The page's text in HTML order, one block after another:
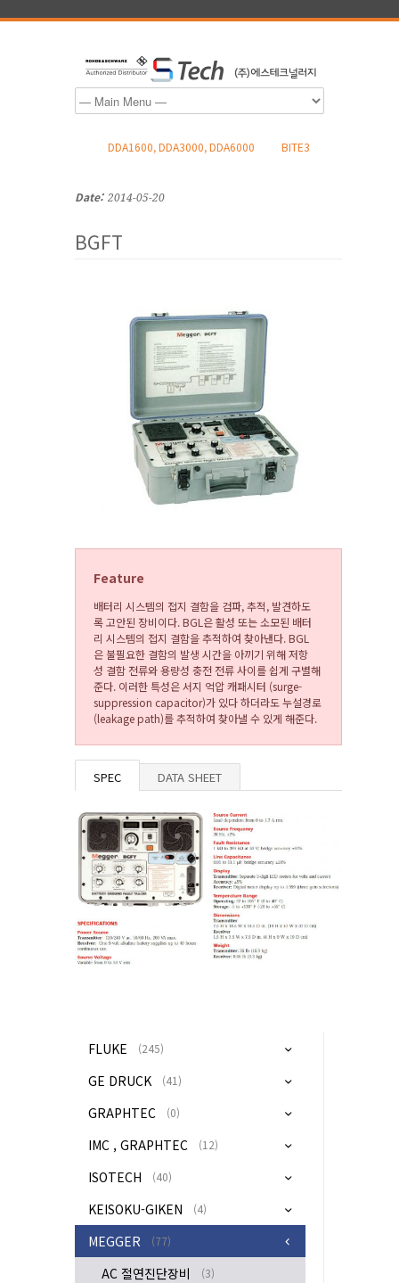
DDA1600, DDA3000, DDA6000 BITE3
Date: 2014-05-20
BGFT
Feature
배터리 시스템의 접지 결함을 검파, 추적, 발견하도
록 고안된 장비이다. BGL은 활성 또는 소모된 배터
리 시스템의 접지 결함을 추적하여 찾아낸다. BGL
은 불필요한 결함의 발생 시간을 아끼기 위해 저항
성 결함 전류와 용량성 충전 전류 사이를 쉽게 구별해
준다. 이러한 특성은 서지 억압 캐패시터 (surge-
suppression capacitor)가 있다 하더라도 누설경로
(leakage path)를 추적하여 찾아낼 수 있게 해준다.
SPEC DATA SHEET
FLUKE (245)
GE DRUCK (41)
GRAPHTEC (0)
IMC , GRAPHTEC (12)
ISOTECH (40)
KEISOKU-GIKEN (4)
MEGGER (77)
AC 절연진단장비 (3)